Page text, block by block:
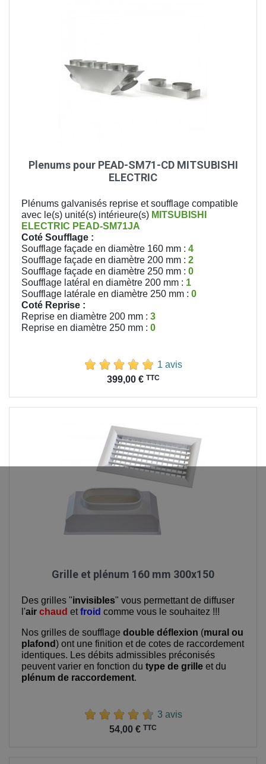
Plenums pour PEAD-SM71-CD MITSUBISHI
ELECTRIC
Plénums galvanisés reprise et soufflage compatible
avec le(s) unité(s) intérieure(s) MITSUBISHI
ELECTRIC PEAD-SM71JA
Coté Soufflage :
Soufflage façade en diamètre 160 mm : 4
Soufflage façade en diamètre 200 mm : 2
Soufflage façade en diamètre 250 mm : 0
Soufflage latéral en diamètre 200 mm : 1
Soufflage latérale en diamètre 250 mm : 0
Coté Reprise :
Reprise en diamètre 200 mm : 3
Reprise en diamètre 250 mm : 0
1 avis
399,00 € TTC
Grille et plénum 160 mm 300x150
Des grilles "invisibles" vous permettant de diffuser
l'air chaud etfroid comme vous le souhaitez !!!
Nos grilles de soufflage double déflexion (mural ou
plafond) ont une finition et de cotes de raccordement
identiques. Les débits admissibles préconisés
peuvent varier en fonction du type de grille et du
plénum de raccordement.
3 avis
54,00 € TTC